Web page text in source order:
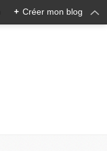
+ Créer mon blog